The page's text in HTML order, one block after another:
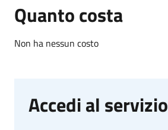
Quanto costa
Non ha nessun costo
Accedi al servizio